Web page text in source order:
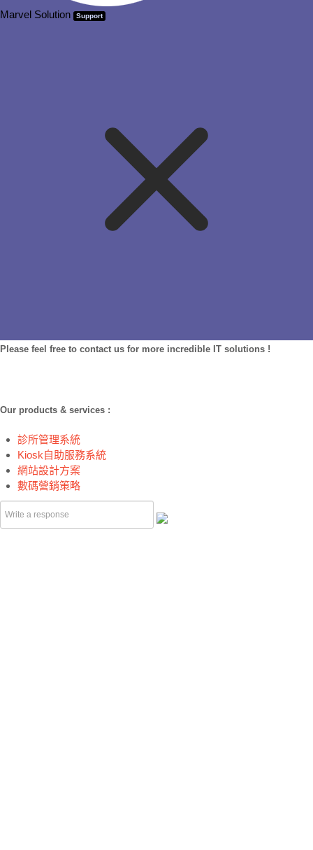
Marvel Solution Support
Please feel free to contact us for more incredible IT solutions !
Our products & services :
診所管理系統
Kiosk自助服務系統
網站設計方案
數碼營銷策略